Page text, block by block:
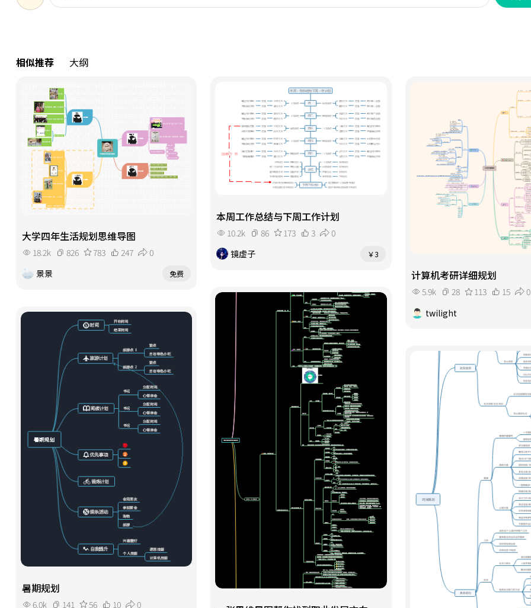
相似推荐 大纲
大学四年生活规划思维导图
18.2k 826 783 247
0
景景
免费
本周工作总结与下周工作计划
10.2k 86 173 3
0
镜虚子
￥3
计算机考研详细规划
5.9k 28 113 15
0
twilight
暑期规划
6.0k 141 56 10
0